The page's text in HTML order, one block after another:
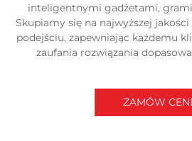
Projektowanie
Skontaktuj się z nami
inteligentnymi gadżetami,
Skupiamy się na najwyższej
podejściu, zapewniając każdemu
zaufania rozwiązania
ZAMÓW